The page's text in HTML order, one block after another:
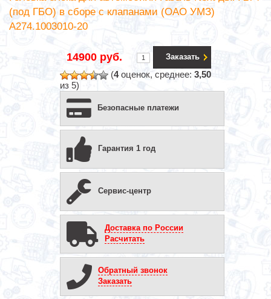
(под ГБО) в сборе с клапанами (ОАО УМЗ)
А274.1003010-20
14900 руб. Заказать
(4оценок, среднее: 3,50
из 5)
Безопасные платежи
Гарантия 1 год
Сервис-центр
Доставка по России
Расчитать
Обратный звонок
Заказать